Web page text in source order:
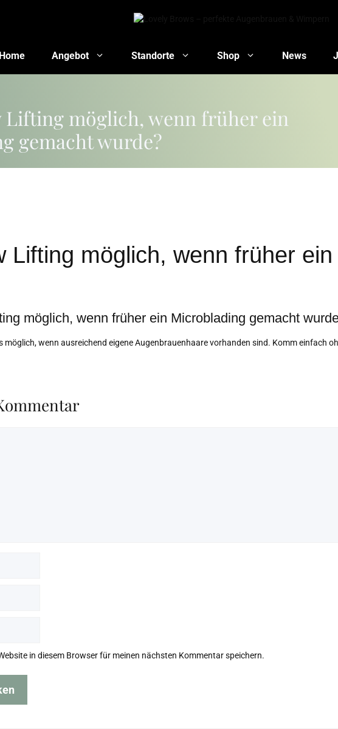
Home Angebot Standorte Shop News
Lifting möglich, wenn früher ein
gemacht wurde?
Lifting möglich, wenn früher
möglich, wenn früher ein Microblading gemacht
möglich, wenn ausreichend eigene Augenbrauenhaare vorhanden sind. Komm einfach
in diesem Browser für meinen nächsten Kommentar speichern.